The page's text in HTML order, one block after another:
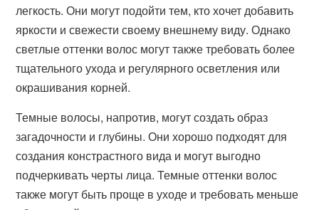
легкость. Они могут подойти тем, кто хочет добавить
яркости и свежести своему внешнему виду. Однако
светлые оттенки волос могут также требовать более
тщательного ухода и регулярного осветления или
окрашивания корней.
Темные волосы, напротив, могут создать образ
загадочности и глубины. Они хорошо подходят для
создания констрастного вида и могут выгодно
подчеркивать черты лица. Темные оттенки волос
также могут быть проще в уходе и требовать меньше